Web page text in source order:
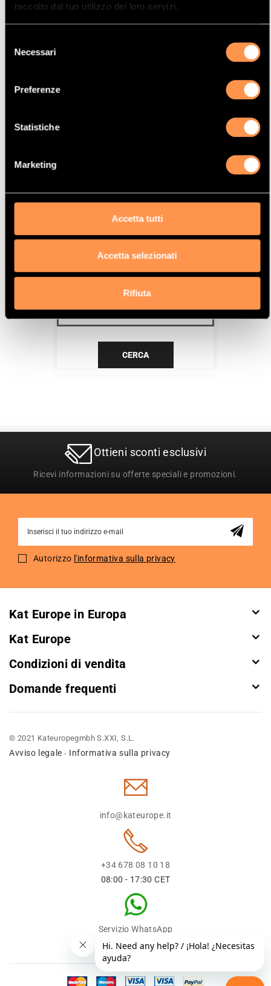
raccolto dal tuo utilizzo dei loro servizi.
delNecessari
Preferenze
Statistiche
Marketing
Accetta tutti
Accetta selezionati
Rifiuta
Catalizzatore
Manufacturer
Versione
Motor code
Data
CERCA IL TUO PRODOTTO PER
CERCA
Ottieni sconti esclusivi
Ricevi informazioni su offerte speciali e promozioni.
for
Autorizzo l'informativa sulla privacy
Kat Europe in Europa
Kat Europe
Condizioni di vendita
Domande frequenti
© 2021 Kateuropegmbh S.XXI, S.L.
Avviso legale - Informativa sulla privacy
info@kateurope.it
+34 678 08 10 18
08:00 - 17:30 CET
Servizio WhatsApp
+34 678 08 1018